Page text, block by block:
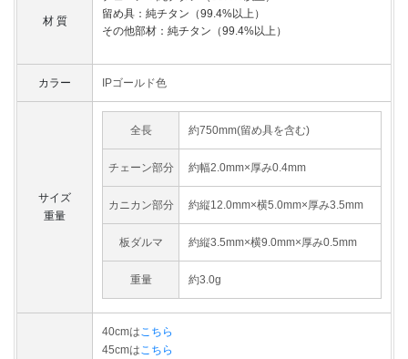
材 質
留め具：純チタン（99.4%以上）
その他部材：純チタン（99.4%以上）
カラー IPゴールド色
サイズ
重量
全長 約750mm(留め具を含む)
チェーン部分 約幅2.0mm×厚み0.4mm
カニカン部分 約縦12.0mm×横5.0mm×厚み3.5mm
板ダルマ 約縦3.5mm×横9.0mm×厚み0.5mm
重量 約3.0g
40cmは こちら
45cmは こちら